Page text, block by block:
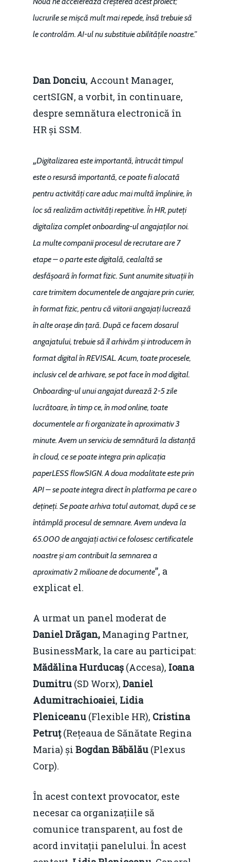
lucrurile se mișcă mult mai repede, însă trebuie să
le controlăm. AI-ul nu substituie abilitățile noastre.”
Dan Donciu, Account Manager,
certSIGN, a vorbit, în continuare,
despre semnătura electronică în
HR și SSM.
„Digitalizarea este importantă, întrucât timpul
este o resursă importantă, ce poate fi alocată
pentru activități care aduc mai multă împlinire, în
loc să realizăm activități repetitive. În HR, puteți
digitaliza complet onboarding-ul angajaților noi.
La multe companii procesul de recrutare are 7
etape – o parte este digitală, cealaltă se
desfășoară în format fizic. Sunt anumite situații în
care trimitem documentele de angajare prin curier,
în format fizic, pentru că viitorii angajați lucrează
în alte orașe din țară. După ce facem dosarul
angajatului, trebuie să îl arhivăm și introducem în
format digital în REVISAL. Acum, toate procesele,
inclusiv cel de arhivare, se pot face în mod digital.
Onboarding-ul unui angajat durează 2-5 zile
lucrătoare, în timp ce, în mod online, toate
documentele ar fi organizate în aproximativ 3
minute. Avem un serviciu de semnătură la distanță
în cloud, ce se poate integra prin aplicația
paperLESS flowSIGN. A doua modalitate este prin
API – se poate integra direct în platforma pe care o
dețineți. Se poate arhiva totul automat, după ce se
întâmplă procesul de semnare. Avem undeva la
65.000 de angajați activi ce folosesc certificatele
noastre și am contribuit la semnarea a
aproximativ 2 milioane de documente”, a
explicat el.
A urmat un panel moderat de
Daniel Drăgan, Managing Partner,
BusinessMark, la care au participat:
Mădălina Hurducaș (Accesa), Ioana
Dumitru (SD Worx), Daniel
Adumitrachioaiei, Lidia
Pleniceanu (Flexible HR), Cristina
Petruț(Rețeaua de Sănătate Regina
Maria) și Bogdan Băbălău (Plexus
Corp).
În acest context provocator, este
necesar ca organizațiile să
comunice transparent, au fost de
acord invitații panelului. În acest